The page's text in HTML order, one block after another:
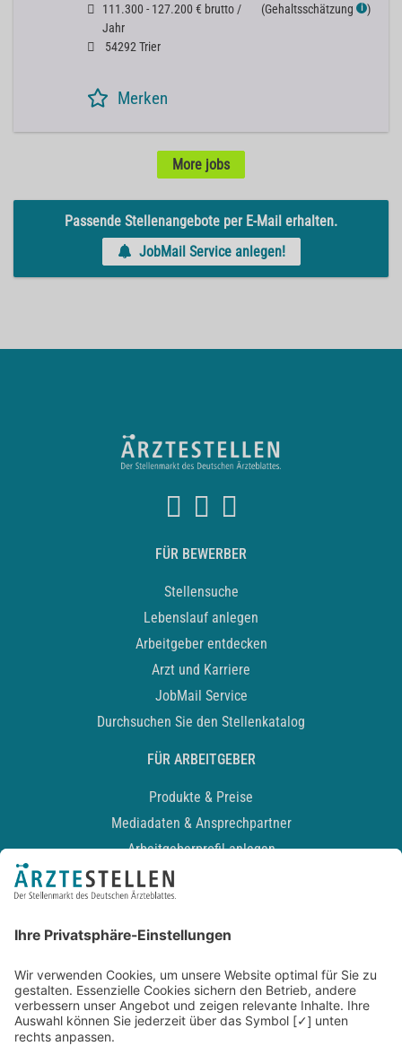
111.300 - 127.200 € brutto /
Jahr
(Gehaltsschätzung ℹ )
54292 Trier
Merken
More jobs
Passende Stellenangebote per E-Mail erhalten.
JobMail Service anlegen!
FÜR BEWERBER
Stellensuche
Lebenslauf anlegen
Arbeitgeber entdecken
Arzt und Karriere
JobMail Service
Durchsuchen Sie den Stellenkatalog
FÜR ARBEITGEBER
Produkte & Preise
Mediadaten & Ansprechpartner
Arbeitgeberprofil anlegen
Recruiting-Podcast
Kontakt
Datenschutz
Newsletter